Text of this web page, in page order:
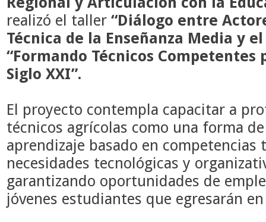
realizó el taller “Diálogo entre
Técnica de la Enseñanza Media y
“Formando Técnicos Competentes
Siglo XXI”.
El proyecto contempla capacitar a
técnicos agrícolas como una forma
aprendizaje basado en
necesidades tecnológicas y
garantizando oportunidades de
jóvenes estudiantes que egresarán